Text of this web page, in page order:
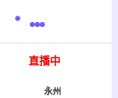
直播中
永州